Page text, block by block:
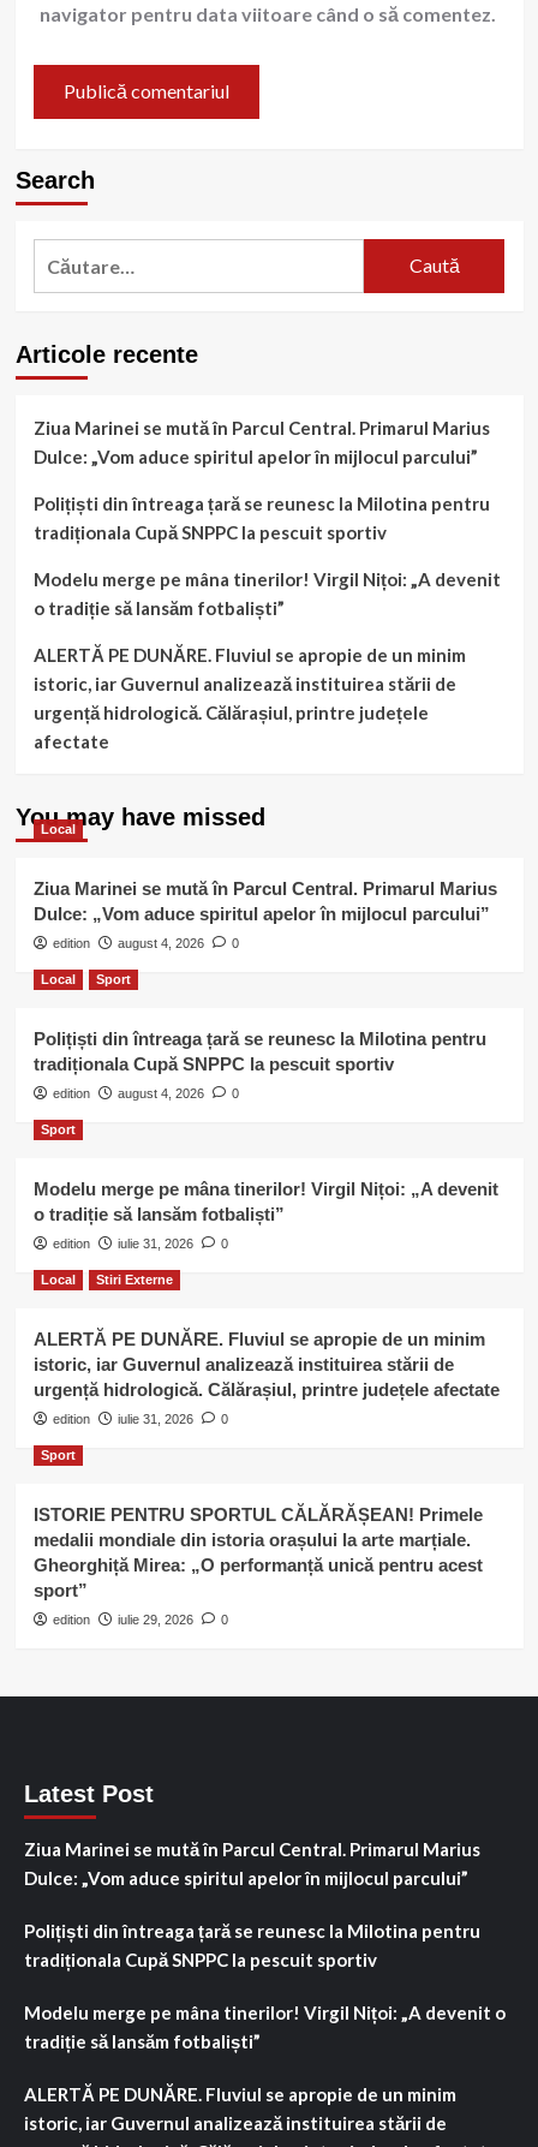
navigator pentru data viitoare când o să comentez.
Search
Articole recente
Ziua Marinei se mută în Parcul Central. Primarul Marius
Dulce: „Vom aduce spiritul apelor în mijlocul parcului”
Polițiști din întreaga țară se reunesc la Milotina pentru
tradiționala Cupă SNPPC la pescuit sportiv
Modelu merge pe mâna tinerilor! Virgil Nițoi: „A devenit
o tradiție să lansăm fotbaliști”
ALERTĂ PE DUNĂRE. Fluviul se apropie de un minim
istoric, iar Guvernul analizează instituirea stării de
urgență hidrologică. Călărașiul, printre județele
afectate
You may have missed
Local
Ziua Marinei se mută în Parcul Central. Primarul Marius
Dulce: „Vom aduce spiritul apelor în mijlocul parcului”
edition august 4, 2026 0
Local Sport
Polițiști din întreaga țară se reunesc la Milotina pentru
tradiționala Cupă SNPPC la pescuit sportiv
edition august 4, 2026 0
Sport
Modelu merge pe mâna tinerilor! Virgil Nițoi: „A devenit
o tradiție să lansăm fotbaliști”
edition iulie 31, 2026 0
Local Stiri Externe
ALERTĂ PE DUNĂRE. Fluviul se apropie de un minim
istoric, iar Guvernul analizează instituirea stării de
urgență hidrologică. Călărașiul, printre județele afectate
edition iulie 31, 2026 0
Sport
ISTORIE PENTRU SPORTUL CĂLĂRĂȘEAN! Primele
medalii mondiale din istoria orașului la arte marțiale.
Gheorghiță Mirea: „O performanță unică pentru acest
sport”
edition iulie 29, 2026 0
Latest Post
Ziua Marinei se mută în Parcul Central. Primarul Marius
Dulce: „Vom aduce spiritul apelor în mijlocul parcului”
Polițiști din întreaga țară se reunesc la Milotina pentru
tradiționala Cupă SNPPC la pescuit sportiv
Modelu merge pe mâna tinerilor! Virgil Nițoi: „A devenit o
tradiție să lansăm fotbaliști”
ALERTĂ PE DUNĂRE. Fluviul se apropie de un minim
istoric, iar Guvernul analizează instituirea stării de